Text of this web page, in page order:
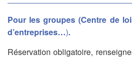
Pour les groupes (Centre de
d’entreprises…).
Réservation obligatoire,